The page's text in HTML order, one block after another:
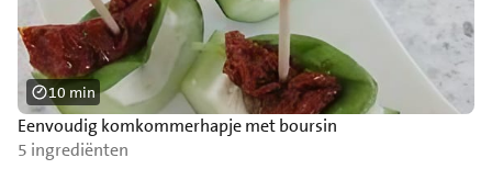
Eenvoudig komkommerhapje met boursin
5 ingrediënten
10 min